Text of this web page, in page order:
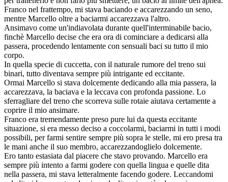
Franco nel frattempo, mi stava baciando e accarezzando un seno,
mentre Marcello oltre a baciarmi accarezzava l'altro.
Ansimavo come un'indiavolata durante quell'interminabile bacio,
finchè Marcello decise che era ora di cominciare a dedicarsi alla
passera, procedendo lentamente con sensuali baci su tutto il mio
corpo.
In quella specie di cuccetta, con il naturale rumore del treno sui
binari, tutto diventava sempre più intrigante ed eccitante.
Ormai Marcello si stava dolcemente dedicando alla mia passera, la
accarezzava, la baciava e la leccava con profonda passione. Lo
sferragliare del treno che scorreva sulle rotaie aiutava certamente a
coprire il mio ansimare.
Franco era tremendamente preso pure lui da questa eccitante
situazione, si era messo deciso a coccolarmi, baciarmi in tutti i modi
possibili, per farmi sentire sempre più sopra le stelle, mi ero presa tra
le mani anche il suo membro, accarezzandoglielo dolcemente.
Ero tanto estasiata dal piacere che stavo provando. Marcello era
sempre più intento a farmi godere con quella lingua e quelle dita
nella passera, mi stava letteralmente facendo godere. Leccandomi